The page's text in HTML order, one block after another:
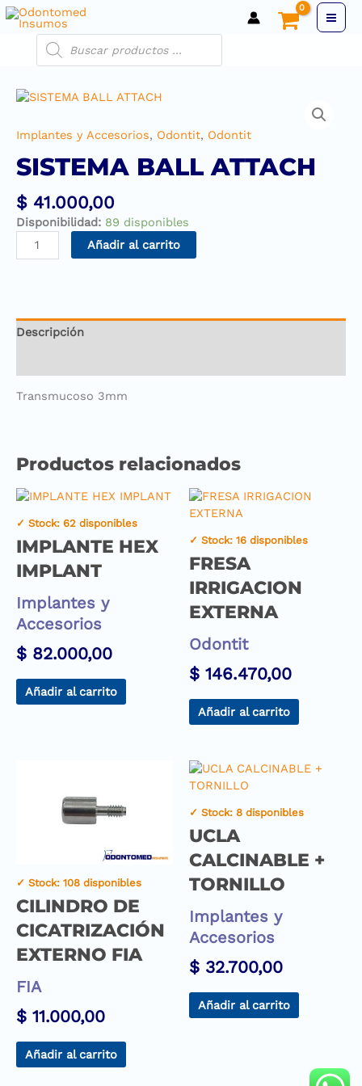
Implantes y Accesorios, Odontit, Odontit
SISTEMA BALL ATTACH
$ 41.000,00
Disponibilidad: 89 disponibles
Añadir al carrito
Descripción
Transmucoso 3mm
Productos relacionados
✓ Stock: 62 disponibles
IMPLANTE HEX
IMPLANT
Implantes y
Accesorios
$ 82.000,00
Añadir al carrito
✓ Stock: 16 disponibles
FRESA
IRRIGACION
EXTERNA
Odontit
$ 146.470,00
Añadir al carrito
✓ Stock: 108 disponibles
CILINDRO DE
CICATRIZACIÓN
EXTERNO FIA
FIA
$ 11.000,00
Añadir al carrito
✓ Stock: 8 disponibles
UCLA
CALCINABLE +
TORNILLO
Implantes y
Accesorios
$ 32.700,00
Añadir al carrito